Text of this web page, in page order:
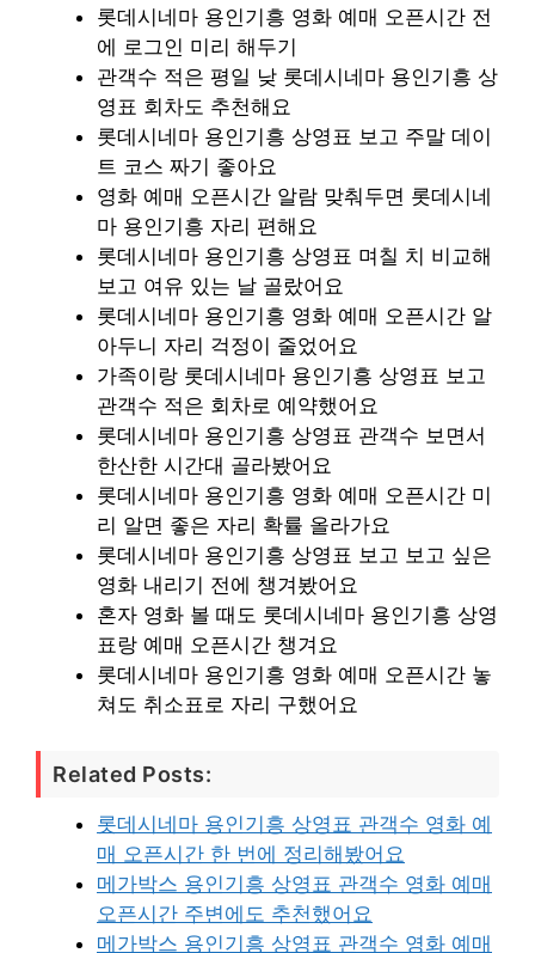
롯데시네마 용인기흥 영화 예매 오픈시간 전
에 로그인 미리 해두기
관객수 적은 평일 낮 롯데시네마 용인기흥 상
영표 회차도 추천해요
롯데시네마 용인기흥 상영표 보고 주말 데이
트 코스 짜기 좋아요
영화 예매 오픈시간 알람 맞춰두면 롯데시네
마 용인기흥 자리 편해요
롯데시네마 용인기흥 상영표 며칠 치 비교해
보고 여유 있는 날 골랐어요
롯데시네마 용인기흥 영화 예매 오픈시간 알
아두니 자리 걱정이 줄었어요
가족이랑 롯데시네마 용인기흥 상영표 보고
관객수 적은 회차로 예약했어요
롯데시네마 용인기흥 상영표 관객수 보면서
한산한 시간대 골라봤어요
롯데시네마 용인기흥 영화 예매 오픈시간 미
리 알면 좋은 자리 확률 올라가요
롯데시네마 용인기흥 상영표 보고 보고 싶은
영화 내리기 전에 챙겨봤어요
혼자 영화 볼 때도 롯데시네마 용인기흥 상영
표랑 예매 오픈시간 챙겨요
롯데시네마 용인기흥 영화 예매 오픈시간 놓
쳐도 취소표로 자리 구했어요
Related Posts:
롯데시네마 용인기흥 상영표 관객수 영화 예
매 오픈시간 한 번에 정리해봤어요
메가박스 용인기흥 상영표 관객수 영화 예매
오픈시간 주변에도 추천했어요
메가박스 용인기흥 상영표 관객수 영화 예매